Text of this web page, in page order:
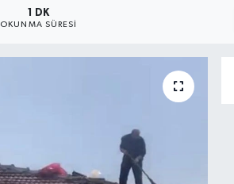
1 DK
OKUNMA SÜRESI